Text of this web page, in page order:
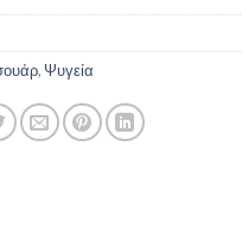
, Ψυγεία